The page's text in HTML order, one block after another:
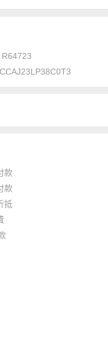
R64723
CCAJ23LP38C0T3
款
款
抵